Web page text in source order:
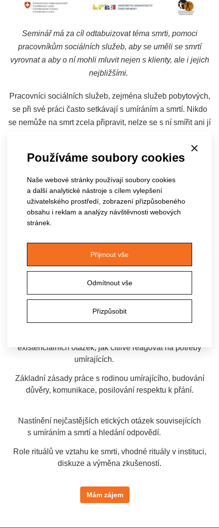
×
Používáme soubory cookies
Naše webové stránky používají soubory cookies
a další analytické nástroje s cílem vylepšení
uživatelského prostředí, zobrazení přizpůsobeného
obsahu i reklam a analýzy návštěvnosti webových
stránek.
Přijmout vše
Odmítnout vše
Přizpůsobit
Seminář má za cíl odtabuizovat téma smrti, pomoci
pracovníkům sociálních služeb, aby se uměli se smrtí
vyrovnat a aby o ní mohli mluvit nejen s klienty, ale i jejich
nejbližšími.
Pracovníci sociálních služeb, zejména služeb pobytových,
se při své práci často setkávají s umíráním a smrtí. Nikdo
se nemůže na smrt zcela připravit, nelze se s ní smířit ani jí
součástí sociální péče. Absolvováním tohoto semináře se
však můžete na tento složitý a psychicky náročný proces
Obsah semináře:
Proměna pohledu na smrt v historickém
Představení konceptu paliativní péče jako odpovědi na
aktérů.
Nové nároky na profesionální pečující, jak se vyrovnat se
psychohygieny, jak pracovat se strachem ze smrti.
existenciálních otázek, jak citlivě reagovat na potřeby
umírajících.
Základní zásady práce s rodinou umírajícího, budování
důvěry, komunikace, posilování respektu k přání.
Nastínění nejčastějších etických otázek souvisejících
s umíráním a smrtí a hledání odpovědí.
Role rituálů ve vztahu ke smrti, vhodné rituály v instituci,
diskuze a výměna zkušeností.
Mám zájem